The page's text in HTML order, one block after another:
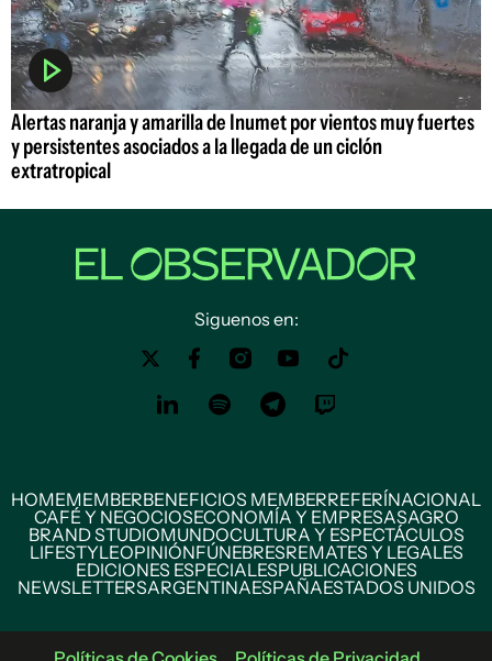
Alertas naranja y amarilla de Inumet por vientos muy fuertes
y persistentes asociados a la llegada de un ciclón
extratropical
Siguenos en:
HOMEMEMBERBENEFICIOS MEMBERREFERÍNACIONAL
CAFÉ Y NEGOCIOSECONOMÍA Y EMPRESASAGRO
BRAND STUDIOMUNDOCULTURA Y ESPECTÁCULOS
LIFESTYLEOPINIÓNFÚNEBRESREMATES Y LEGALES
EDICIONES ESPECIALESPUBLICACIONES
NEWSLETTERSARGENTINAESPAÑAESTADOS UNIDOS